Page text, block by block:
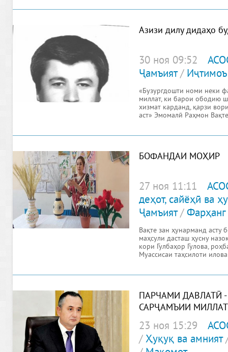
Азизи дилу дидаҳо
30 ноя 09:52
Ҷамъият/ Иҷтимоъ
«Бузургдошти номи неки
миллат, ки барои ободию
хизмат карданд, қарзи
аст» Эмомалӣ Раҳмон
БОФАНДАИ МОҲИР
27 ноя 11:11
деҳот, сайёҳӣ ва
Ҷамъият/Фарҳанг
Вақте зан ҳунарманд асту
маҳсули дасташ ҳусну
кори Гулбаҳор Гулова,
Муассисаи таҳсилоти
ПАРЧАМИ ДАВЛАТӢ
САРҶАМЪИИ МИЛЛАТ
23 ноя 15:29
/Ҳуқуқ ва амният